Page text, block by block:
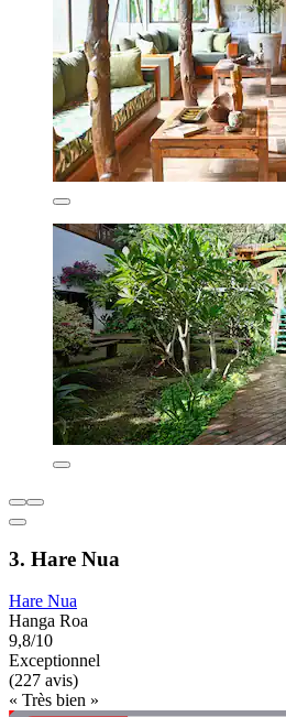
3. Hare Nua
Hare Nua
Hanga Roa
9,8/10
Exceptionnel
(227 avis)
« Très bien »